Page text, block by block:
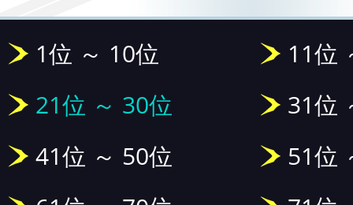
1位 ～ 10位
11位
21位 ～ 30位
31位
41位 ～ 50位
51位